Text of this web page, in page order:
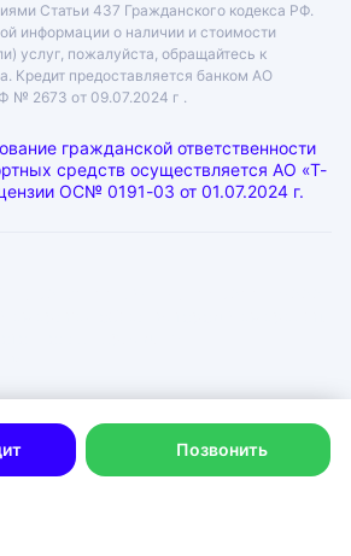
Позвонить
Статьи 437 Гражданского кодекса РФ.
информации о наличии и стоимости
услуг, пожалуйста, обращайтесь к
Кредит предоставляется банком АО
№ 2673 от 09.07.2024 г .
гражданской ответственности
средств осуществляется АО «Т-
ОС№ 0191-03 от 01.07.2024 г.
рассылку